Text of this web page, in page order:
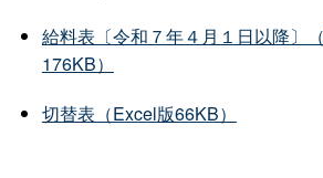
給料表〔令和７年４月１日以降〕
176KB）
切替表（Excel版66KB）